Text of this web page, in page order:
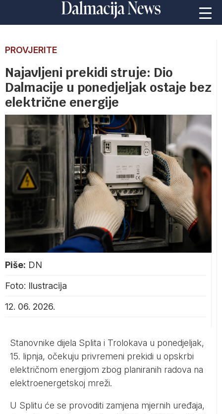
PROVJERITE
Najavljeni prekidi struje: Dio
Dalmacije u ponedjeljak ostaje bez
električne energije
Piše: DN
Foto: Ilustracija
12. 06. 2026.
Stanovnike dijela Splita i Trolokava u ponedjeljak,
15. lipnja, očekuju privremeni prekidi u opskrbi
električnom energijom zbog planiranih radova na
elektroenergetskoj mreži.
U Splitu će se provoditi zamjena mjernih uređaja,